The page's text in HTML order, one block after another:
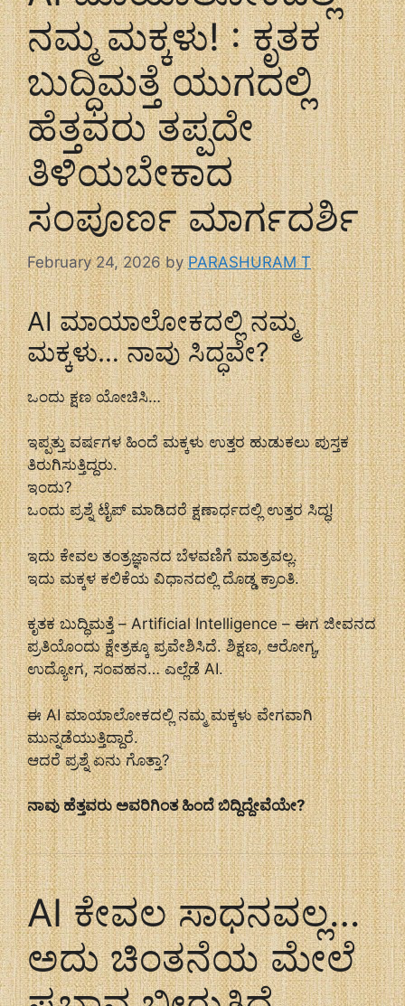
ನಮ್ಮ ಮಕ್ಕಳು! : ಕೃತಕ
ಬುದ್ಧಿಮತ್ತೆ ಯುಗದಲ್ಲಿ
ಹೆತ್ತವರು ತಪ್ಪದೇ
ತಿಳಿಯಬೇಕಾದ
ಸಂಪೂರ್ಣ ಮಾರ್ಗದರ್ಶಿ
February 24, 2026 byPARASHURAM T
AI ಮಾಯಾಲೋಕದಲ್ಲಿ ನಮ್ಮ
ಮಕ್ಕಳು… ನಾವು ಸಿದ್ಧವೇ?
ಒಂದು ಕ್ಷಣ ಯೋಚಿಸಿ…
ಇಪ್ಪತ್ತು ವರ್ಷಗಳ ಹಿಂದೆ ಮಕ್ಕಳು ಉತ್ತರ ಹುಡುಕಲು ಪುಸ್ತಕ
ತಿರುಗಿಸುತ್ತಿದ್ದರು.
ಇಂದು?
ಒಂದು ಪ್ರಶ್ನೆ ಟೈಪ್ ಮಾಡಿದರೆ ಕ್ಷಣಾರ್ಧದಲ್ಲಿ ಉತ್ತರ ಸಿದ್ಧ!
ಇದು ಕೇವಲ ತಂತ್ರಜ್ಞಾನದ ಬೆಳವಣಿಗೆ ಮಾತ್ರವಲ್ಲ.
ಇದು ಮಕ್ಕಳ ಕಲಿಕೆಯ ವಿಧಾನದಲ್ಲಿ ದೊಡ್ಡ ಕ್ರಾಂತಿ.
ಕೃತಕ ಬುದ್ಧಿಮತ್ತೆ – Artificial Intelligence – ಈಗ ಜೀವನದ
ಪ್ರತಿಯೊಂದು ಕ್ಷೇತ್ರಕ್ಕೂ ಪ್ರವೇಶಿಸಿದೆ. ಶಿಕ್ಷಣ, ಆರೋಗ್ಯ,
ಉದ್ಯೋಗ, ಸಂವಹನ… ಎಲ್ಲೆಡೆ AI.
ಈ AI ಮಾಯಾಲೋಕದಲ್ಲಿ ನಮ್ಮ ಮಕ್ಕಳು ವೇಗವಾಗಿ
ಮುನ್ನಡೆಯುತ್ತಿದ್ದಾರೆ.
ಆದರೆ ಪ್ರಶ್ನೆ ಏನು ಗೊತ್ತಾ?
ನಾವು ಹೆತ್ತವರು ಅವರಿಗಿಂತ ಹಿಂದೆ ಬಿದ್ದಿದ್ದೇವೆಯೇ?
AI ಕೇವಲ ಸಾಧನವಲ್ಲ…
ಅದು ಚಿಂತನೆಯ ಮೇಲೆ